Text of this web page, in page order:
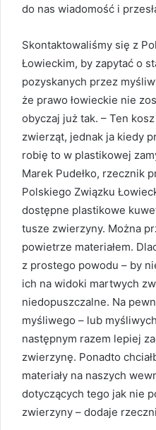
do nas wiadomość i
Skontaktowaliśmy się z
Łowieckim, by zapytać o
pozyskanych przez
że prawo łowieckie nie
obyczaj już tak. – Ten
zwierząt, jednak ja kiedy
robię to w plastikowej
Marek Pudełko, rzecznik
Polskiego Związku
dostępne plastikowe
tusze zwierzyny. Można
powietrze materiałem.
z prostego powodu – by
ich na widoki martwych
niedopuszczalne. Na
myśliwego – lub
następnym razem lepiej
zwierzynę. Ponadto
materiały na naszych
dotyczących tego jak nie
zwierzyny – dodaje